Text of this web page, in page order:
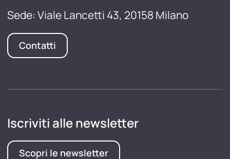
Sede: Viale Lancetti 43, 20158 Milano
Contatti
Iscriviti alle newsletter
Scopri le newsletter